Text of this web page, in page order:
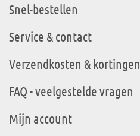
Snel-bestellen
Service & contact
Verzendkosten & kortingen
FAQ - veelgestelde vragen
Mijn account